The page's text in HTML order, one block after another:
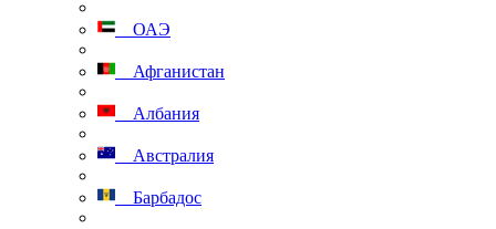
ОАЭ
Афганистан
Албания
Австралия
Барбадос